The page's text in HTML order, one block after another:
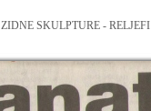
SKULPTURE - RELJEFI